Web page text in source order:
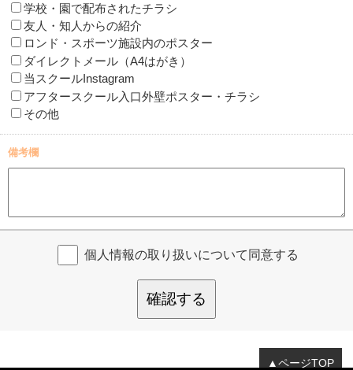
学校・園で配布されたチラシ
友人・知人からの紹介
ロンド・スポーツ施設内のポスター
ダイレクトメール（A4はがき）
当スクールInstagram
アフタースクール入口外壁ポスター・チラシ
その他
備考欄
個人情報の取り扱いについて同意する
確認する
▲ページTOP